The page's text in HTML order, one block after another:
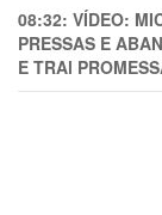
08:32: VÍDEO:
PRESSAS E
E TRAl